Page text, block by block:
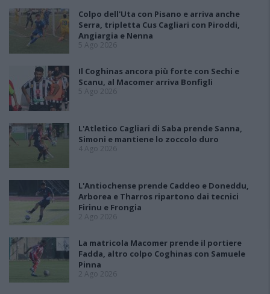
Colpo dell'Uta con Pisano e arriva anche
Serra, tripletta Cus Cagliari con Piroddi,
Angiargia e Nenna
5 Ago 2026
Il Coghinas ancora più forte con Sechi e
Scanu, al Macomer arriva Bonfigli
5 Ago 2026
L'Atletico Cagliari di Saba prende Sanna,
Simoni e mantiene lo zoccolo duro
4 Ago 2026
L'Antiochense prende Caddeo e Doneddu,
Arborea e Tharros ripartono dai tecnici
Firinu e Frongia
2 Ago 2026
La matricola Macomer prende il portiere
Fadda, altro colpo Coghinas con Samuele
Pinna
2 Ago 2026